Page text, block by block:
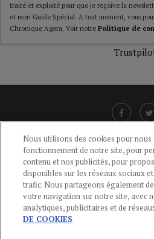
traité et exploité pour que je reçoive la
et mon Guide Spécial. A tout moment, vous
Chronique Agora. Voir notre Politique de
LIENS
CGU-POLITIQUE DE CONFIDENTIALITÉ
MENTIONS
CONTACT
Nous utilisons des cookies pour nous
fonctionnement de notre site, pour
contenu et nos publicités, pour
disponibles sur les réseaux sociaux
trafic. Nous partageons également
votre navigation sur notre site, avec
analytiques, publicitaires et de
DE COOKIES